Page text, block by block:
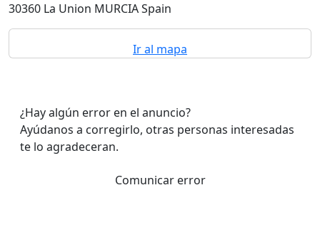
30360 La Union MURCIA Spain
Ir al mapa
¿Hay algún error en el anuncio?
Ayúdanos a corregirlo, otras personas interesadas
te lo agradeceran.
Comunicar error